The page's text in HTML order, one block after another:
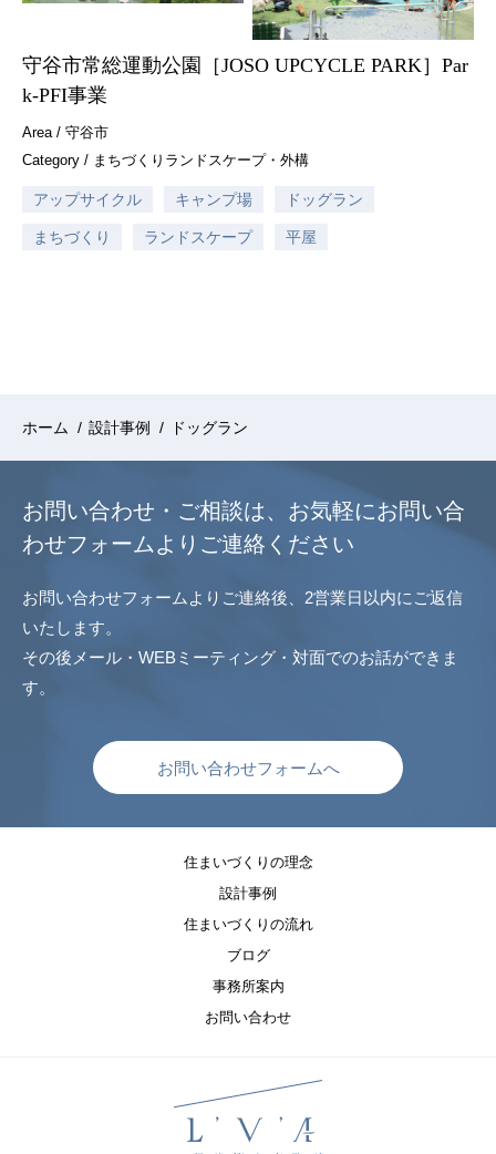
守谷市常総運動公園［JOSO UPCYCLE PARK］Par
k-PFI事業
Area / 守谷市
Category / まちづくり ランドスケープ・外構
アップサイクル キャンプ場 ドッグラン
まちづくり ランドスケープ 平屋
ホーム / 設計事例 / ドッグラン
お問い合わせ・ご相談は、 お気軽にお問い合
わせフォームよりご連絡ください
お問い合わせフォームよりご連絡後、2営業日以内にご返信
いたします。
その後メール・WEBミーティング・対面でのお話ができま
す。
お問い合わせフォームへ
住まいづくりの理念
設計事例
住まいづくりの流れ
ブログ
事務所案内
お問い合わせ